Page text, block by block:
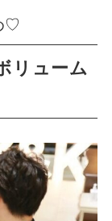
♡
リューム